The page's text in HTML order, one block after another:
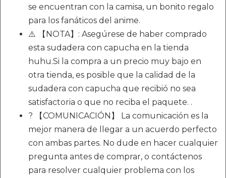
se encuentran con la camisa, un bonito regalo
para los fanáticos del anime.
⚠️ 【NOTA】: Asegúrese de haber comprado
esta sudadera con capucha en la tienda
huhu.Si la compra a un precio muy bajo en
otra tienda, es posible que la calidad de la
sudadera con capucha que recibió no sea
satisfactoria o que no reciba el paquete. .
? 【COMUNICACIÓN】 La comunicación es la
mejor manera de llegar a un acuerdo perfecto
con ambas partes. No dude en hacer cualquier
pregunta antes de comprar, o contáctenos
para resolver cualquier problema con los